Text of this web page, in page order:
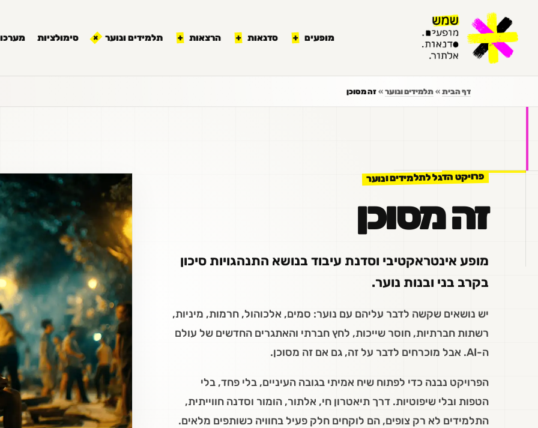
מופעים סדנאות הרצאות תלמידים ונוער סימולציות
דף הבית » תלמידים ונוער » זה מסוכן
פרויקט הדגל לתלמידים ונוער
זה מסוכן
מופע אינטראקטיבי וסדנת עיבוד בנושא התנהגויות סיכון
בקרב בני ובנות נוער.
יש נושאים שקשה לדבר עליהם עם נוער: סמים, אלכוהול, חרמות, מיניות,
רשתות חברתיות, חוסר שייכות, לחץ חברתי והאתגרים החדשים של עולם
ה-AI. אבל מוכרחים לדבר על זה, גם אם זה מסוכן.
הפרויקט נבנה כדי לפתוח שיח אמיתי בגובה העיניים, בלי פחד, בלי
הטפות ובלי שיפוטיות. דרך תיאטרון חי, אלתור, הומור וסדנה חווייתית,
התלמידים לא רק צופים, הם לוקחים חלק פעיל בחוויה כשותפים מלאים.